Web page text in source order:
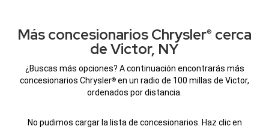
Más concesionarios Chrysler® cerca
de Victor, NY
¿Buscas más opciones? A continuación encontrarás más
concesionarios Chrysler® en un radio de 100 millas de Victor,
ordenados por distancia.
No pudimos cargar la lista de concesionarios. Haz clic en